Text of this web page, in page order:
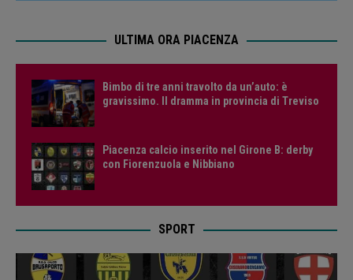
ULTIMA ORA PIACENZA
Bimbo di tre anni travolto da un’auto: è
gravissimo. Il dramma in provincia di Treviso
Piacenza calcio inserito nel Girone B: derby
con Fiorenzuola e Nibbiano
SPORT